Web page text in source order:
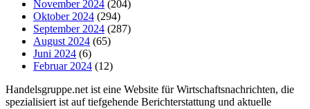
November 2024 (204)
Oktober 2024 (294)
September 2024 (287)
August 2024 (65)
Juni 2024 (6)
Februar 2024 (12)
Handelsgruppe.net ist eine Website für Wirtschaftsnachrichten, die
spezialisiert ist auf tiefgehende Berichterstattung und aktuelle